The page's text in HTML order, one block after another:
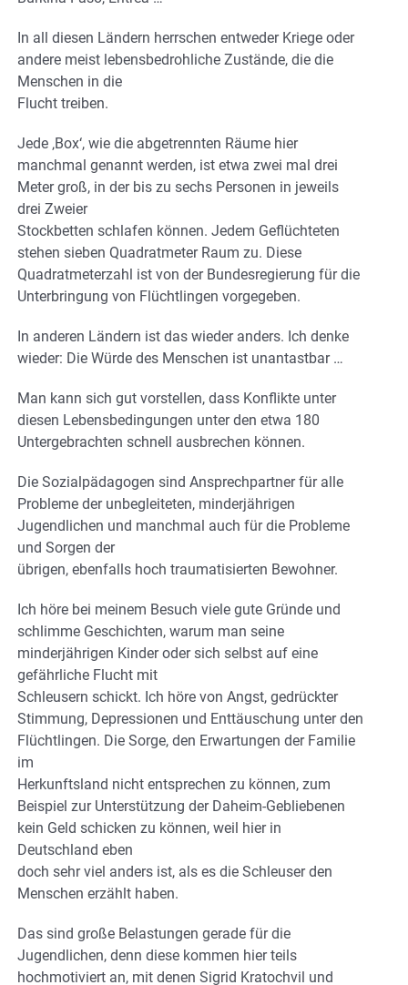
In all diesen Ländern herrschen entweder Kriege oder
andere meist lebensbedrohliche Zustände, die die
Menschen in die
Flucht treiben.
Jede ‚Box‘, wie die abgetrennten Räume hier
manchmal genannt werden, ist etwa zwei mal drei
Meter groß, in der bis zu sechs Personen in jeweils
drei Zweier
Stockbetten schlafen können. Jedem Geflüchteten
stehen sieben Quadratmeter Raum zu. Diese
Quadratmeterzahl ist von der Bundesregierung für die
Unterbringung von Flüchtlingen vorgegeben.
In anderen Ländern ist das wieder anders. Ich denke
wieder: Die Würde des Menschen ist unantastbar …
Man kann sich gut vorstellen, dass Konflikte unter
diesen Lebensbedingungen unter den etwa 180
Untergebrachten schnell ausbrechen können.
Die Sozialpädagogen sind Ansprechpartner für alle
Probleme der unbegleiteten, minderjährigen
Jugendlichen und manchmal auch für die Probleme
und Sorgen der
übrigen, ebenfalls hoch traumatisierten Bewohner.
Ich höre bei meinem Besuch viele gute Gründe und
schlimme Geschichten, warum man seine
minderjährigen Kinder oder sich selbst auf eine
gefährliche Flucht mit
Schleusern schickt. Ich höre von Angst, gedrückter
Stimmung, Depressionen und Enttäuschung unter den
Flüchtlingen. Die Sorge, den Erwartungen der Familie
im
Herkunftsland nicht entsprechen zu können, zum
Beispiel zur Unterstützung der Daheim-Gebliebenen
kein Geld schicken zu können, weil hier in
Deutschland eben
doch sehr viel anders ist, als es die Schleuser den
Menschen erzählt haben.
Das sind große Belastungen gerade für die
Jugendlichen, denn diese kommen hier teils
hochmotiviert an, mit denen Sigrid Kratochvil und